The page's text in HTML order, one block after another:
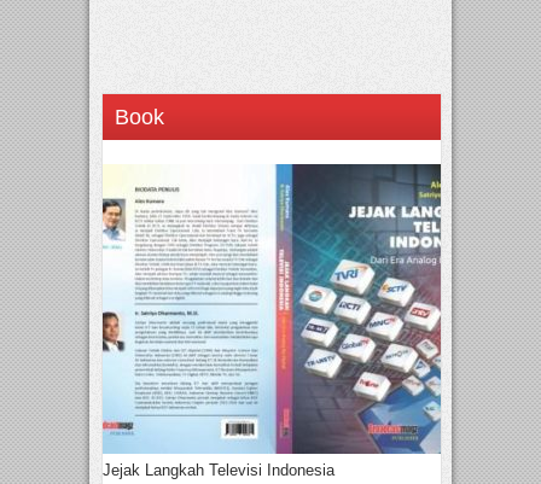
Book
Jejak Langkah Televisi Indonesia